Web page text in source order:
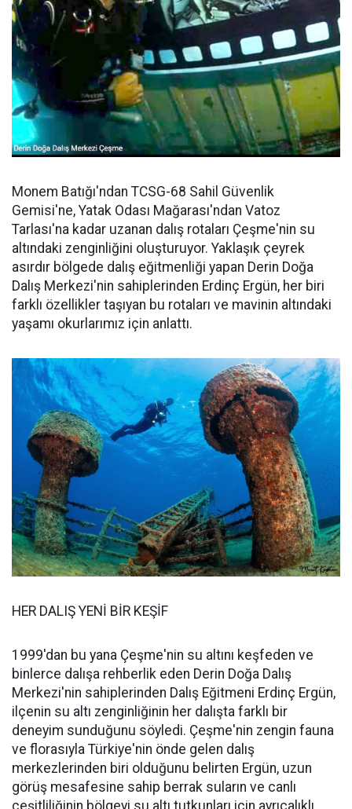
Monem Batığı'ndan TCSG-68 Sahil Güvenlik
Gemisi'ne, Yatak Odası Mağarası'ndan Vatoz
Tarlası'na kadar uzanan dalış rotaları Çeşme'nin su
altındaki zenginliğini oluşturuyor. Yaklaşık çeyrek
asırdır bölgede dalış eğitmenliği yapan Derin Doğa
Dalış Merkezi'nin sahiplerinden Erdinç Ergün, her biri
farklı özellikler taşıyan bu rotaları ve mavinin altındaki
yaşamı okurlarımız için anlattı.
HER DALIŞ YENİ BİR KEŞİF
1999'dan bu yana Çeşme'nin su altını keşfeden ve
binlerce dalışa rehberlik eden Derin Doğa Dalış
Merkezi'nin sahiplerinden Dalış Eğitmeni Erdinç Ergün,
ilçenin su altı zenginliğinin her dalışta farklı bir
deneyim sunduğunu söyledi. Çeşme'nin zengin fauna
ve florasıyla Türkiye'nin önde gelen dalış
merkezlerinden biri olduğunu belirten Ergün, uzun
görüş mesafesine sahip berrak suların ve canlı
çeşitliliğinin bölgeyi su altı tutkunları için ayrıcalıklı